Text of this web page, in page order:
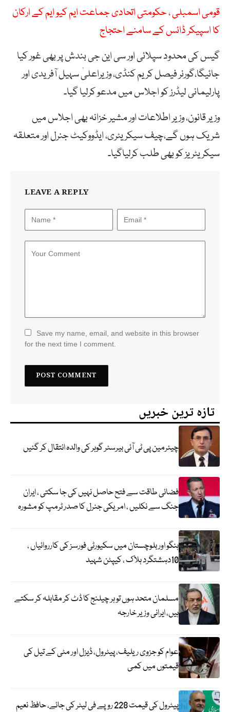
قومی اسمبلی ، حکومتی اتحادی جماعت ایم کیو ایم کے ارکان
کا اسپیکر ڈائس کے سامنے احتجاج
گیس کی محدود سپلائی اور سی این جی بندش پر بھی غور کیا
جائیگا،گورنر فیصل کریم کنڈی، وزیراعلیٰ سہیل آفریدی اور
پارلیمانی لیڈرز کو اجلاس میں مدعو کرلیا گیا۔
وزیر قانون، وزیر اطلاعات اور مشیر خزانہ بھی اجلاس میں
شریک ہوں گے،چیف سیکریٹری، ایڈووکیٹ جنرل اور متعلقہ
سیکریٹریز کو بھی طلب کرلیاگیا۔
LEAVE A REPLY
Save my name, email, and website in this browser
for the next time I comment.
تازہ ترین خبریں
چیئرمین پی ٹی آئی بیرسٹر گوہر کی والدہ انتقال کر گئیں
فضائی طاقت سے فتح حاصل نہیں کی جا سکتی ، ایران
جنگ سے نکلیں ، امریکی جنرل کا صدر ٹرمپ کو مشورہ
ہنگو اور بلوچستان میں سکیورٹی فورسز کی کارروائیاں ،
10دہشتگرد ہلاک ، کیپٹن شہید
مسلمان متحد ہوں تو ہر چیلنج کا ڈٹ کر مقابلہ کر سکتے
ہیں، ایرانی وزیر خارجہ
عوام کو جزوی ریلیف، پیٹرول، ڈیزل اور مٹی کے تیل کی
قیمتوں میں کمی
پیٹرول کی قیمت 228 روپے فی لیٹر کی جائے، حافظ نعیم